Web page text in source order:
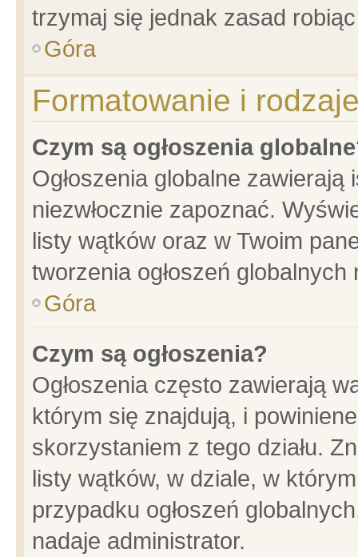
trzymaj się jednak zasad
Góra
Formatowanie i
Czym są ogłoszenia
Ogłoszenia globalne
niezwłocznie zapoznać.
listy wątków oraz w Twoim
tworzenia ogłoszeń
Góra
Czym są ogłoszenia?
Ogłoszenia często zawierają
którym się znajdują, i
skorzystaniem z tego działu.
listy wątków, w dziale, w
przypadku ogłoszeń
nadaje administrator.